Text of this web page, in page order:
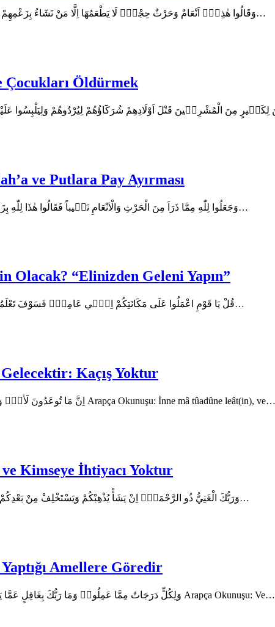
En’am Suresi 138. Ayetin Arapça Metni وَقَالُوا هٰذِه۪ٓ اَنْعَامٌ وَحَرْثٌ حِجْرٌۗ لَا يَطْعَمُهَٓا اِلَّا مَنْ نَشَٓاءُ بِزَعْمِهِمْ وَاَنْعَامٌ حُرِّمَتْ ظُهُورُهَا…
Çocukları Öldürmek
ve Putlara Pay Ayırması
En’am Suresi 136. Ayetin Arapça Metni وَجَعَلُوا لِلّٰهِ مِمَّا ذَرَاَ مِنَ الْحَرْثِ وَالْاَنْعَامِ نَص۪يباً فَقَالُوا هٰذَا لِلّٰهِ بِزَعْمِهِمْ وَهٰذَا لِشُرَكَٓائِنَاۚ…
Olacak? “Elinizden Geleni Yapın”
En’am Suresi 135. Ayetin Arapça Metni قُلْ يَا قَوْمِ اعْمَلُوا عَلَى مَكَانَتِكُمْ اِنّ۪ي عَامِلٌۚ فَسَوْفَ تَعْلَمُونَ مَنْ تَكُونُ لَهُ عَاقِبَةُ…
Kaçış Yoktur
En’am Suresi’nin 134. Ayetin Arapça Metni اِنَّ مَا تُوعَدُونَ لَاٰتٍۙ وَمَا اَنْتُمْ بِمُعْجِز۪ينَ Arapça Okunuşu: İnne mâ tûadûne leât(in), ve…
Kimseye İhtiyacı Yoktur
En’am Suresi’nin 133. Ayeti Ayetin Arapça Metni وَرَبُّكَ الْغَنِيُّ ذُو الرَّحْمَةِۜ اِنْ يَشَأْ يُذْهِبْكُمْ وَيَسْتَخْلِفْ مِنْ بَعْدِكُمْ مَا يَشَاءُ كَمَٓا…
Amellere Göredir
Kur’an-ı Kerim En’am Suresi 132. Ayeti Arapça Metni: وَلِكُلٍّ دَرَجَاتٌ مِمَّا عَمِلُواۜ وَمَا رَبُّكَ بِغَافِلٍ عَمَّا يَعْمَلُونَ Arapça Okunuşu: Ve…